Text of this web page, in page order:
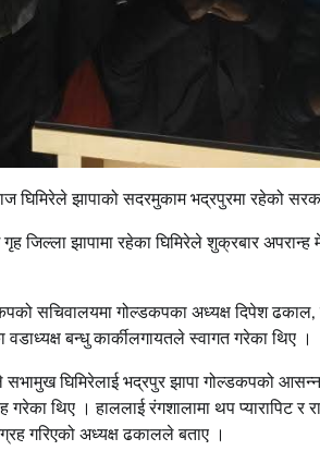
घिमिरेले झापाको सदरमुकाम भद्रपुरमा रहेको
गृह जिल्ला झापामा रहेका घिमिरेले शुक्रबार
सचिवालयमा गोल्डकपका अध्यक्ष दिपेश
बन्धु कार्कीलगायतले स्वागत गरेका थिए ।
घिमिरेलाई भद्रपुर झापा गोल्डकपको आसन्न
गरेका थिए । हाललाई रंगशालामा थप प्यारापिट
गरिएको अध्यक्ष ढकालले बताए ।